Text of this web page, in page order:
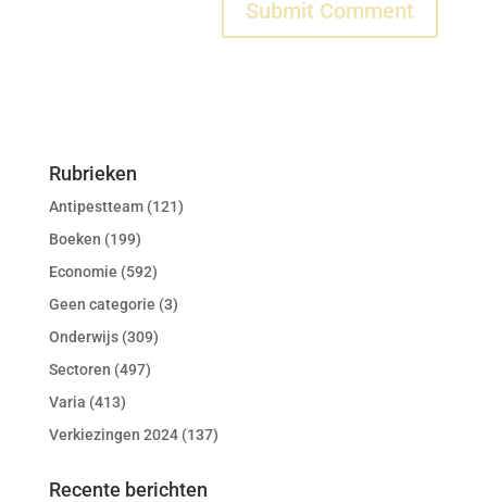
Rubrieken
Antipestteam(121)
Boeken (199)
Economie (592)
Geen categorie (3)
Onderwijs(309)
Sectoren (497)
Varia (413)
Verkiezingen 2024(137)
Recente berichten